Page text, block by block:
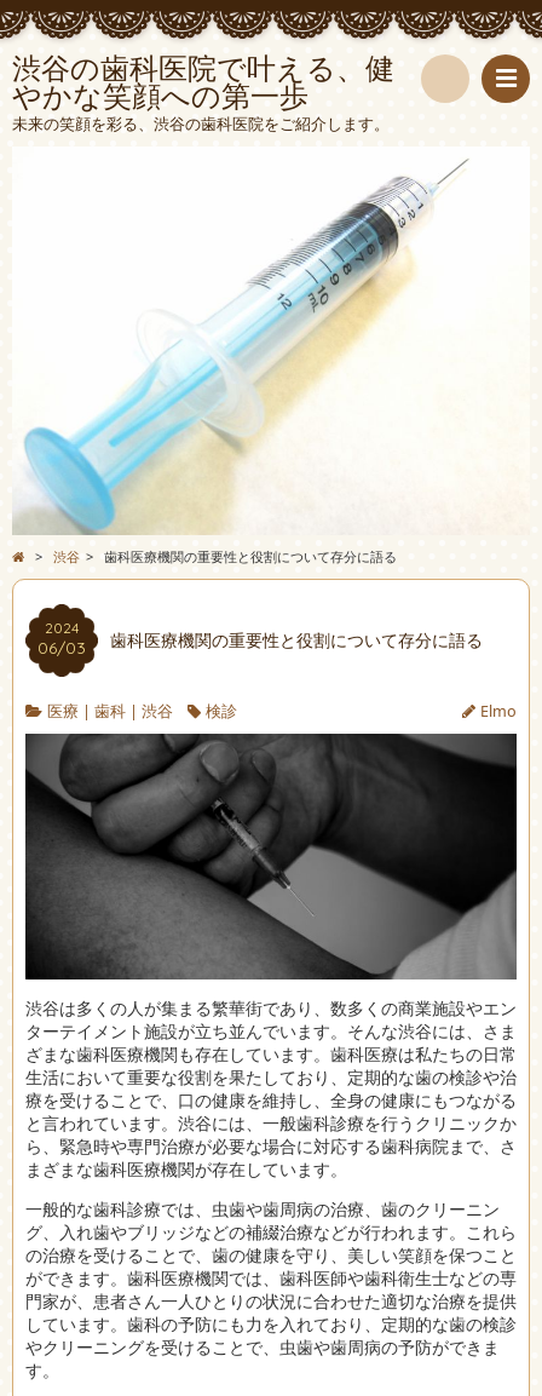
渋谷の歯科医院で叶える、健
やかな笑顔への第一歩
未来の笑顔を彩る、渋谷の歯科医院をご紹介します。
索
> 渋谷 > 歯科医療機関の重要性と役割について存分に語る
2024
06/03 歯科医療機関の重要性と役割について存分に語る
医療 | 歯科| 渋谷 検診 Elmo
渋谷は多くの人が集まる繁華街であり、数多くの商業施設やエン
ターテイメント施設が立ち並んでいます。 そんな渋谷には、さま
ざまな歯科医療機関も存在しています。歯科医療は私たちの日常
生活において重要な役割を果たしており、定期的な歯の検診や治
療を受けることで、口の健康を維持し、全身の健康にもつながる
と言われています。渋谷には、一般歯科診療を行うクリニックか
ら、緊急時や専門治療が必要な場合に対応する歯科病院まで、さ
まざまな歯科医療機関が存在しています。
一般的な歯科診療では、虫歯や歯周病の治療、歯のクリーニン
グ、入れ歯やブリッジなどの補綴治療などが行われます。これら
の治療を受けることで、歯の健康を守り、美しい笑顔を保つこと
ができます。歯科医療機関では、歯科医師や歯科衛生士などの専
門家が、患者さん一人ひとりの状況に合わせた適切な治療を提供
しています。歯科の予防にも力を入れており、定期的な歯の検診
やクリーニングを受けることで、虫歯や歯周病の予防ができま
す。